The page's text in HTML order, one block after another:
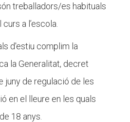
treballadors/es habituals
a l’escola.
d'estiu complim la
la Generalitat, decret
juny de regulació de les
en el lleure en les quals
18 anys.